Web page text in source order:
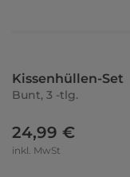
Kissenhüllen-Set
Bunt, 3 -tlg.
24,99 €
inkl. MwSt